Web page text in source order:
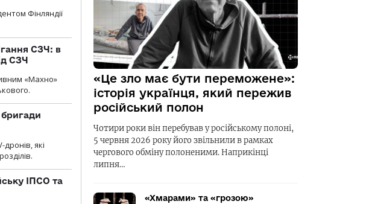
Фінляндії
СЗЧ: в
СЗЧ
«Махно»
які
ІПСО та
«Це зло має бути переможене»:
історія українця, який пережив
російський полон
Чотири роки він перебував у російському полоні,
5 червня 2026 року його звільнили в рамках
чергового обміну полоненими. Наприкінці
липня…
«Хмарами» та «грозою»